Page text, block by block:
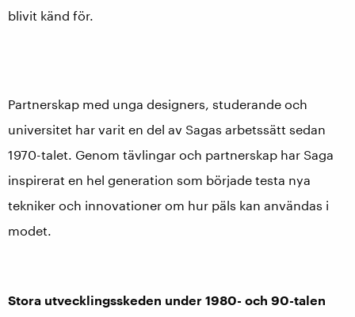
blivit känd för.
Partnerskap med unga designers, studerande och
universitet har varit en del av Sagas arbetssätt sedan
1970-talet. Genom tävlingar och partnerskap har Saga
inspirerat en hel generation som började testa nya
tekniker och innovationer om hur päls kan användas i
modet.
Stora utvecklingsskeden under 1980- och 90-talen